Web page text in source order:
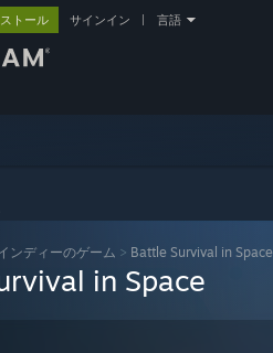
トール サインイン 言語
ンディーのゲーム > Battle Survival in Space
in Space